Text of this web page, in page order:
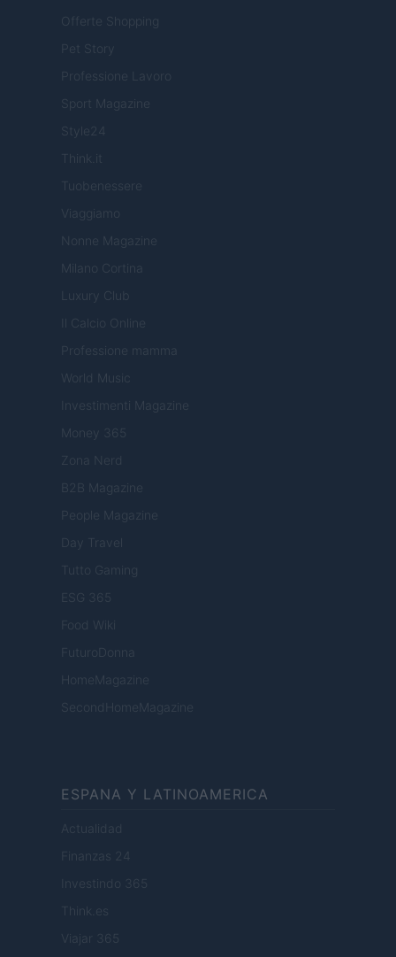
Offerte Shopping
Pet Story
Professione Lavoro
Sport Magazine
Style24
Think.it
Tuobenessere
Viaggiamo
Nonne Magazine
Milano Cortina
Luxury Club
Il Calcio Online
Professione mamma
World Music
Investimenti Magazine
Money 365
Zona Nerd
B2B Magazine
People Magazine
Day Travel
Tutto Gaming
ESG 365
Food Wiki
FuturoDonna
HomeMagazine
SecondHomeMagazine
ESPANA Y LATINOAMERICA
Actualidad
Finanzas 24
Investindo 365
Think.es
Viajar 365